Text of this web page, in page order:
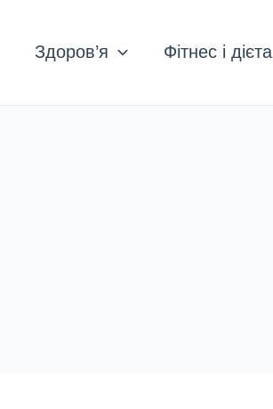
Здоров’я Фітнес і дієта